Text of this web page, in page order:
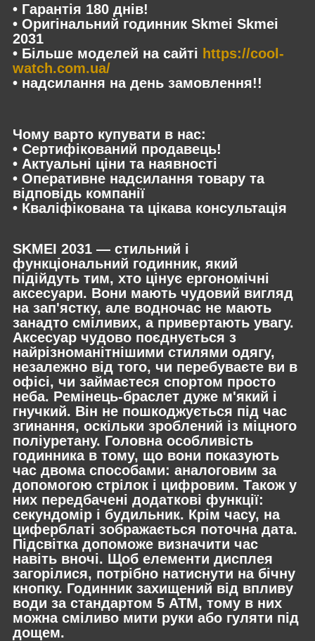
• Гарантія 180 днів!
• Оригінальний годинник Skmei Skmei
2031
• Більше моделей на сайті https://cool-
watch.com.ua/
• надсилання на день замовлення!!
Чому варто купувати в нас:
• Сертифікований продавець!
• Актуальні ціни та наявності
• Оперативне надсилання товару та
відповідь компанії
• Кваліфікована та цікава консультація
SKMEI 2031 — стильний і
функціональний годинник, який
підійдуть тим, хто цінує ергономічні
аксесуари. Вони мають чудовий вигляд
на зап'ястку, але водночас не мають
занадто сміливих, а привертають увагу.
Аксесуар чудово поєднується з
найрізноманітнішими стилями одягу,
незалежно від того, чи перебуваєте ви в
офісі, чи займаєтеся спортом просто
неба. Ремінець-браслет дуже м'який і
гнучкий. Він не пошкоджується під час
згинання, оскільки зроблений із міцного
поліуретану. Головна особливість
годинника в тому, що вони показують
час двома способами: аналоговим за
допомогою стрілок і цифровим. Також у
них передбачені додаткові функції:
секундомір і будильник. Крім часу, на
циферблаті зображається поточна дата.
Підсвітка допоможе визначити час
навіть вночі. Щоб елементи дисплея
загорілися, потрібно натиснути на бічну
кнопку. Годинник захищений від впливу
води за стандартом 5 АТМ, тому в них
можна сміливо мити руки або гуляти під
дощем.